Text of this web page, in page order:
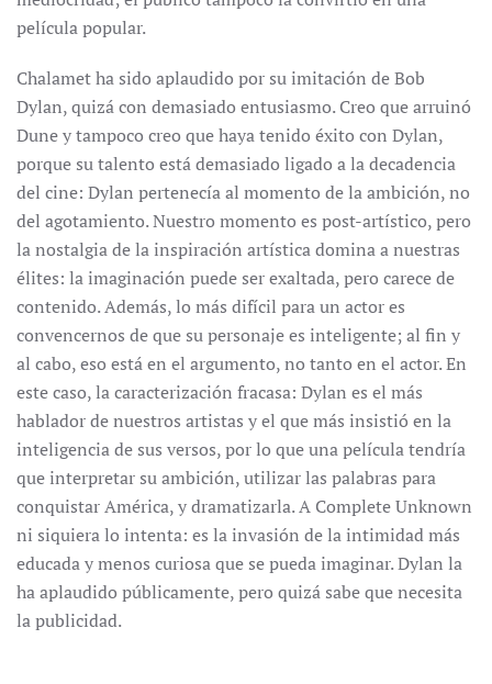
película popular.
Chalamet ha sido aplaudido por su imitación de Bob
Dylan, quizá con demasiado entusiasmo. Creo que arruinó
Dune y tampoco creo que haya tenido éxito con Dylan,
porque su talento está demasiado ligado a la decadencia
del cine: Dylan pertenecía al momento de la ambición, no
del agotamiento. Nuestro momento es post-artístico, pero
la nostalgia de la inspiración artística domina a nuestras
élites: la imaginación puede ser exaltada, pero carece de
contenido. Además, lo más difícil para un actor es
convencernos de que su personaje es inteligente; al fin y
al cabo, eso está en el argumento, no tanto en el actor. En
este caso, la caracterización fracasa: Dylan es el más
hablador de nuestros artistas y el que más insistió en la
inteligencia de sus versos, por lo que una película tendría
que interpretar su ambición, utilizar las palabras para
conquistar América, y dramatizarla. A Complete Unknown
ni siquiera lo intenta: es la invasión de la intimidad más
educada y menos curiosa que se pueda imaginar. Dylan la
ha aplaudido públicamente, pero quizá sabe que necesita
la publicidad.